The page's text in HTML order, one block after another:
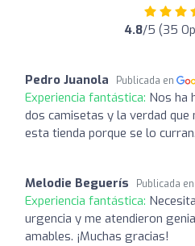
4.8/5 (35
Pedro Juanola Publicada en
Experiencia fantástica: Nos ha
dos camisetas y la verdad que
esta tienda porque se lo curran.
Melodie Beguerís Publicada en
Experiencia fantástica:
urgencia y me atendieron
amables. ¡Muchas gracias!